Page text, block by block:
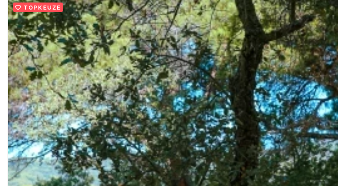
TOPKEUZE